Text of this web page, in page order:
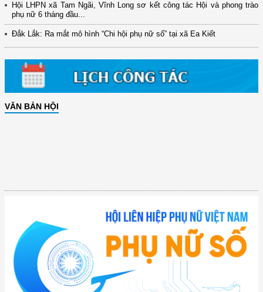
Hội LHPN xã Tam Ngãi, Vĩnh Long sơ kết công tác Hội và phong trào
phụ nữ 6 tháng đầu...
Đắk Lắk: Ra mắt mô hình “Chi hội phụ nữ số” tại xã Ea Kiết
VĂN BẢN HỘI